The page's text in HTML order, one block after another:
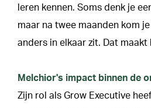
leren kennen. Soms denk je
maar na twee maanden kom
anders in elkaar zit. Dat
Melchior's impact binnen de
Zijn rol als Grow Executive